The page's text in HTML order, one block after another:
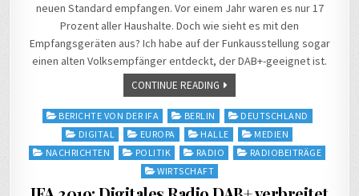
neuen Standard empfangen. Vor einem Jahr waren es nur 17
Prozent aller Haushalte. Doch wie sieht es mit den
Empfangsgeräten aus? Ich habe auf der Funkausstellung sogar
einen alten Volksempfänger entdeckt, der DAB+-geeignet ist.
CONTINUE READING
Posted
BERICHTE VON DER IFA BERLIN
DEUTSCHLAND
DIGITAL
EUROPA HALLE
MEDIEN
NACHRICHTEN
POLITIK RADIO
RADIOBEITRÄGE
WIRTSCHAFT